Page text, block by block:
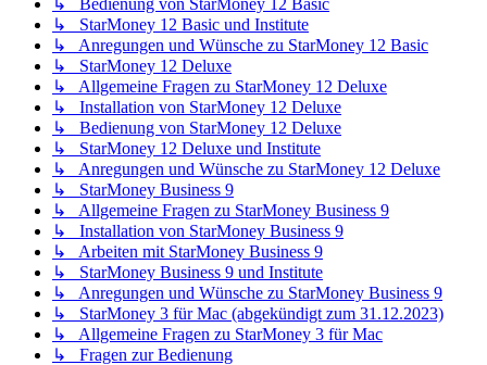
↳ Bedienung von StarMoney 12 Basic
↳ StarMoney 12 Basic und Institute
↳ Anregungen und Wünsche zu StarMoney 12 Basic
↳ StarMoney 12 Deluxe
↳ Allgemeine Fragen zu StarMoney 12 Deluxe
↳ Installation von StarMoney 12 Deluxe
↳ Bedienung von StarMoney 12 Deluxe
↳ StarMoney 12 Deluxe und Institute
↳ Anregungen und Wünsche zu StarMoney 12 Deluxe
↳ StarMoney Business 9
↳ Allgemeine Fragen zu StarMoney Business 9
↳ Installation von StarMoney Business 9
↳ Arbeiten mit StarMoney Business 9
↳ StarMoney Business 9 und Institute
↳ Anregungen und Wünsche zu StarMoney Business 9
↳ StarMoney 3 für Mac (abgekündigt zum 31.12.2023)
↳ Allgemeine Fragen zu StarMoney 3 für Mac
↳ Fragen zur Bedienung